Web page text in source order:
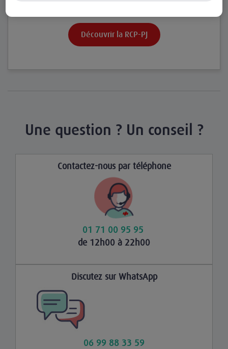
Découvrir la RCP-PJ
Une question ? Un conseil ?
Contactez-nous par téléphone
01 71 00 95 95
de 12h00 à 22h00
Discutez sur WhatsApp
06 99 88 33 59